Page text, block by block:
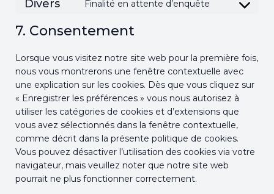
service
Divers Finalité en attente d’enquête
Consent
7. Consentement
Lorsque vous visitez notre site web pour la première fois,
nous vous montrerons une fenêtre contextuelle avec
une explication sur les cookies. Dès que vous cliquez sur
« Enregistrer les préférences » vous nous autorisez à
utiliser les catégories de cookies et d’extensions que
vous avez sélectionnés dans la fenêtre contextuelle,
comme décrit dans la présente politique de cookies.
Vous pouvez désactiver l’utilisation des cookies via votre
navigateur, mais veuillez noter que notre site web
pourrait ne plus fonctionner correctement.